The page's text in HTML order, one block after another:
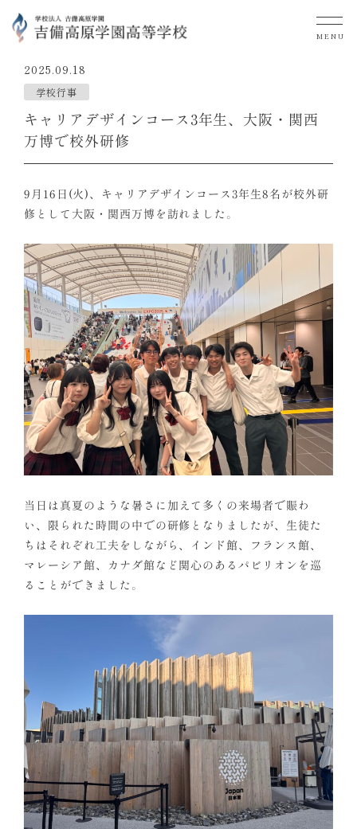
MENU
2025.09.18
学校行事
キャリアデザインコース3年生、大阪・関西
万博で校外研修
9月16日(火)、キャリアデザインコース3年生8名が校外研
修として大阪・関西万博を訪れました。
当日は真夏のような暑さに加えて多くの来場者で賑わ
い、限られた時間の中での研修となりましたが、生徒た
ちはそれぞれ工夫をしながら、インド館、フランス館、
マレーシア館、カナダ館など関心のあるパビリオンを巡
ることができました。